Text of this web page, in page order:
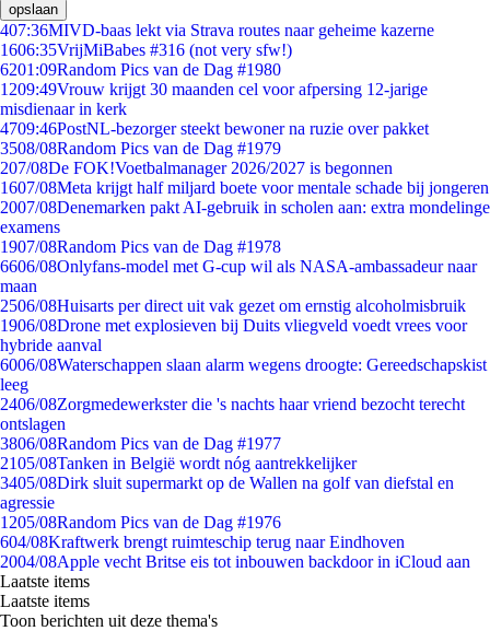
opslaan
407:36MIVD-baas lekt via Strava routes naar geheime kazerne
1606:35VrijMiBabes #316 (not very sfw!)
6201:09Random Pics van de Dag #1980
1209:49Vrouw krijgt 30 maanden cel voor afpersing 12-jarige
misdienaar in kerk
4709:46PostNL-bezorger steekt bewoner na ruzie over pakket
3508/08Random Pics van de Dag #1979
207/08De FOK!Voetbalmanager 2026/2027 is begonnen
1607/08Meta krijgt half miljard boete voor mentale schade bij jongeren
2007/08Denemarken pakt AI-gebruik in scholen aan: extra mondelinge
examens
1907/08Random Pics van de Dag #1978
6606/08Onlyfans-model met G-cup wil als NASA-ambassadeur naar
maan
2506/08Huisarts per direct uit vak gezet om ernstig alcoholmisbruik
1906/08Drone met explosieven bij Duits vliegveld voedt vrees voor
hybride aanval
6006/08Waterschappen slaan alarm wegens droogte: Gereedschapskist
leeg
2406/08Zorgmedewerkster die 's nachts haar vriend bezocht terecht
ontslagen
3806/08Random Pics van de Dag #1977
2105/08Tanken in België wordt nóg aantrekkelijker
3405/08Dirk sluit supermarkt op de Wallen na golf van diefstal en
agressie
1205/08Random Pics van de Dag #1976
604/08Kraftwerk brengt ruimteschip terug naar Eindhoven
2004/08Apple vecht Britse eis tot inbouwen backdoor in iCloud aan
Laatste items
Laatste items
Toon berichten uit deze thema's